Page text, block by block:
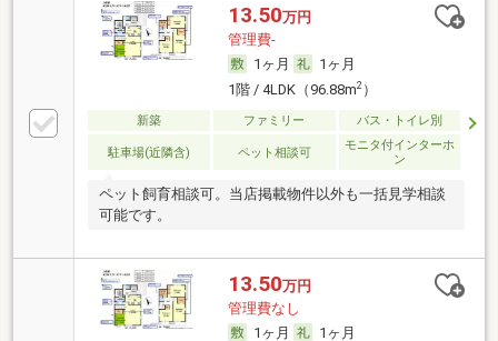
13.50万円
管理費-
1ヶ月
1ヶ月
1階 / 4LDK（96.88m2）
新築 ファミリー バス・トイレ別
駐車場(近隣含) ペット相談可
モニタ付インターホ
ン
ペット飼育相談可。当店掲載物件以外も一括見学相談
可能です。
13.50万円
管理費なし
1ヶ月
1ヶ月